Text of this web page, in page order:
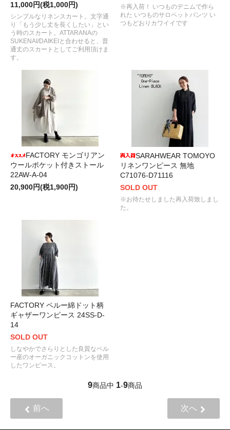
11,000円(税1,000円)
シンプルなリネンスカート。文字通
り「もう少し丈を長くしたい」とい
う時のスカート。ATTARANAの
SUKENAI/DAIKEIと合わせると、普
通丈のスカートとしてご利用頂けま
す。
※再入荷！ いつものデニムで作ら
れた いつものサロペットパンツ い
つもどおりカワイイです
FACTORY モンゴリアン
ウールポケット付きストール
22AW-A-04
20,900円(税1,900円)
SARAHWEAR TOMOYO
リネンワンピース 無地
C71076-D71116
SOLD OUT
※お待たせしました再入荷致しまし
た。
FACTORY ペルー綿ドット柄
ギャザーワンピース 24SS-D-
14
SOLD OUT
しなやかでさらりとした良質なペル
ー産のオーガニックコットンを使用
したワンピース。
9商品中 1-9商品
前へ 次へ